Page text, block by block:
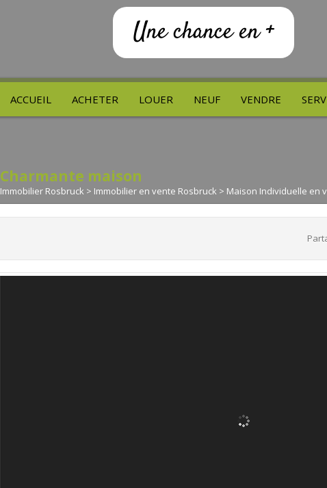
ACCUEIL ACHETER LOUER NEUF VENDRE
Une chance en +
Charmante maison
Immobilier Rosbruck > Immobilier en vente Rosbruck > Maison Individuelle en